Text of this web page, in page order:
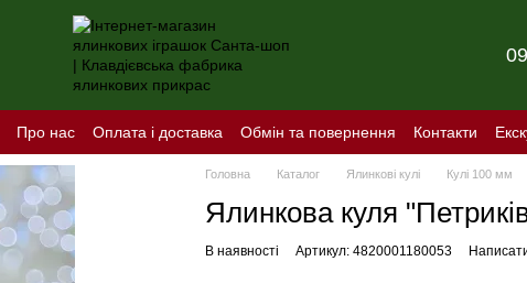
Про нас Оплата і доставка Обмін та повернення Контакти
Головна Каталог Ялинкові кулі Кулі 100 мм
Ялинкова куля
В наявності Артикул: 4820001180053